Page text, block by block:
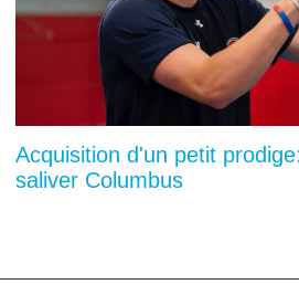
Acquisition d'un petit
saliver Columbus